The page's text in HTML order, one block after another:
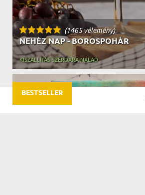
(1465 vélemény)
NEHÉZ NAP - BOROSPOHÁR
KISZÁLLÍTÁS SZERDÁRA NÁLAD
BESTSELLER